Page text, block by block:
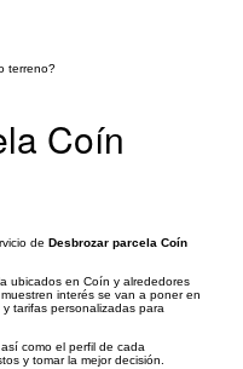
Coín
de Desbrozar parcela Coín
ubicados en Coín y alrededores
interés se van a poner en
tarifas personalizadas para
como el perfil de cada
y tomar la mejor decisión.